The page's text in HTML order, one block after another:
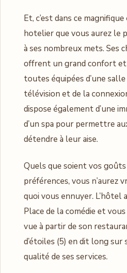
Et, c’est dans ce
hotelier que vous aurez le
à ses nombreux mets. Ses
offrent un grand confort
toutes équipées d’une salle
télévision et de la
dispose également d’une
d’un spa pour permettre
détendre à leur aise.
Quels que soient vos
préférences, vous n’aurez
quoi vous ennuyer. L’hôtel
Place de la comédie et
vue à partir de son
d’étoiles (5) en dit long sur
qualité de ses services.